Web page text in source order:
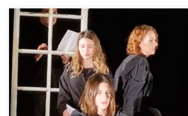
Цьогорічного січня уже вдруге по всій
відбувається фестиваль STUS FEST. Це серія
спосіб, експериментуючи з форматами,
Василя Стуса як одну з ключових фігур
української нації, ідентифікують та
суголосні проєкти в Україні і за кордоном».